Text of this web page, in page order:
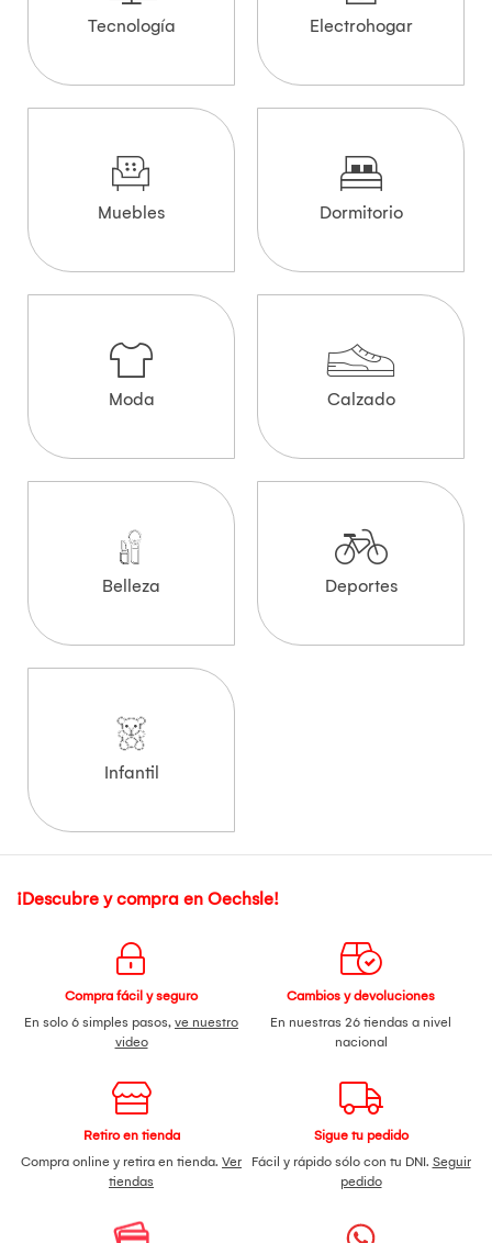
Tecnología Electrohogar
Muebles Dormitorio
Moda Calzado
Belleza Deportes
Infantil
¡Descubre y compra en Oechsle!
Compra fácil y seguro
En solo 6 simples pasos, ve nuestro
video
Cambios y devoluciones
En nuestras 26 tiendas a nivel
nacional
Retiro en tienda
Compra online y retira en tienda. Ver
tiendas
Sigue tu pedido
Fácil y rápido sólo con tu DNI. Seguir
pedido